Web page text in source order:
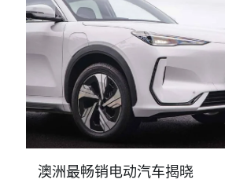
澳洲最畅销电动汽车揭晓